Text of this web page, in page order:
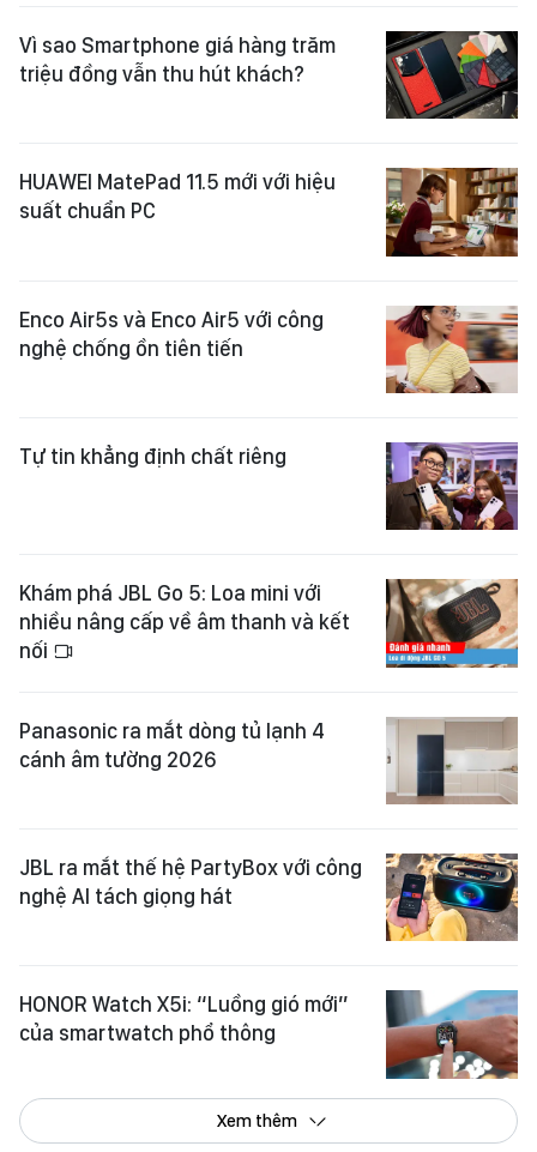
Vì sao Smartphone giá hàng trăm
triệu đồng vẫn thu hút khách?
HUAWEI MatePad 11.5 mới với hiệu
suất chuẩn PC
Enco Air5s và Enco Air5 với công
nghệ chống ồn tiên tiến
Tự tin khẳng định chất riêng
Khám phá JBL Go 5: Loa mini với
nhiều nâng cấp về âm thanh và kết
nối
Panasonic ra mắt dòng tủ lạnh 4
cánh âm tường 2026
JBL ra mắt thế hệ PartyBox với công
nghệ AI tách giọng hát
HONOR Watch X5i: “Luồng gió mới”
của smartwatch phổ thông
Xem thêm